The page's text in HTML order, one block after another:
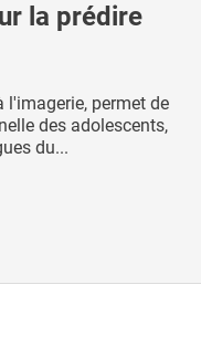
la prédire
l'imagerie, permet de
des adolescents,
du...